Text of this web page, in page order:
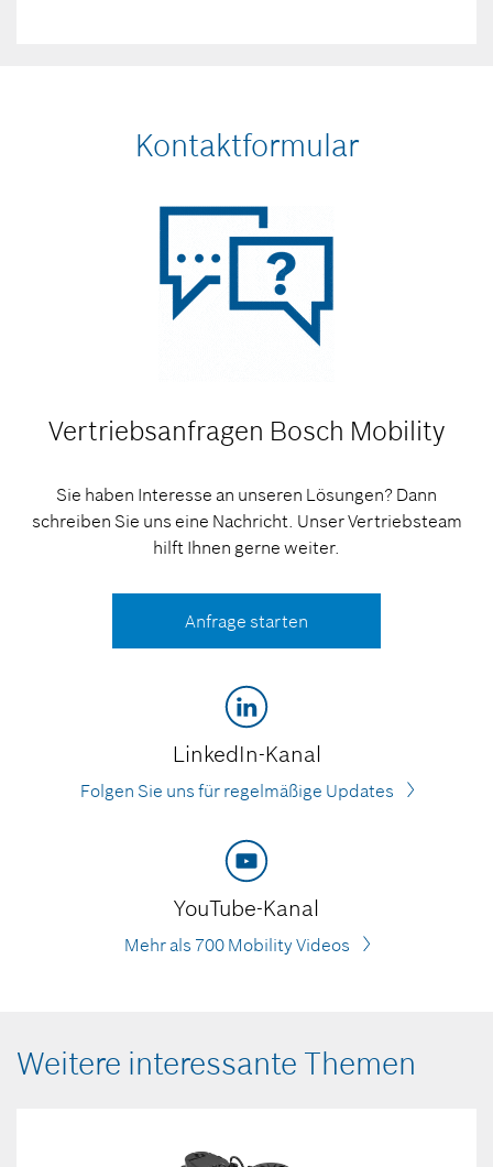
Kontaktformular
Vertriebsanfragen Bosch Mobility
Sie haben Interesse an unseren Lösungen? Dann
schreiben Sie uns eine Nachricht. Unser Vertriebsteam
hilft Ihnen gerne weiter.
Anfrage starten
LinkedIn-Kanal
Folgen Sie uns für regelmäßige Updates
YouTube-Kanal
Mehr als 700 Mobility Videos
Weitere interessante Themen